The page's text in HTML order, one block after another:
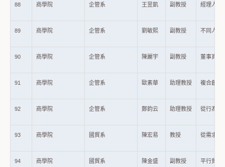
88 商學院 企管系 王昱凱 副教授 經理人過
89 商學院 企管系 劉敏熙 副教授 不同人力
90 商學院 企管系 陳麗宇 副教授 董事資本
91 商學院 企管系 歐素華 助理教授 複合創新
92 商學院 企管系 鄭鈞云 助理教授 從行為理
93 商學院 國貿系 陳宏易 教授 從需求不
94 商學院 國貿系 陳金盛 副教授 平行貿易